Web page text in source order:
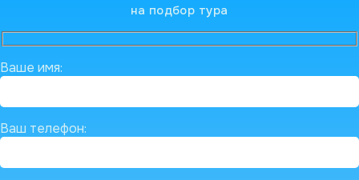
на подбор тура
Ваше имя:
Ваш телефон: